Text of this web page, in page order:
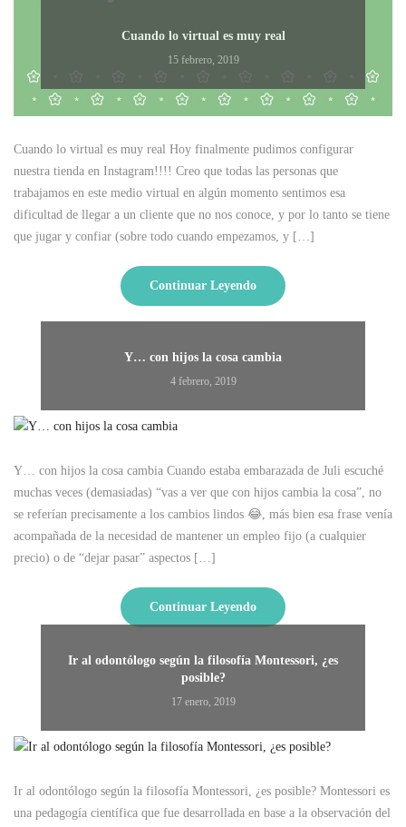
Cuando lo virtual es muy real
15 febrero, 2019
Cuando lo virtual es muy real Hoy finalmente pudimos configurar
nuestra tienda en Instagram!!!! Creo que todas las personas que
trabajamos en este medio virtual en algún momento sentimos esa
dificultad de llegar a un cliente que no nos conoce, y por lo tanto se tiene
que jugar y confiar (sobre todo cuando empezamos, y […]
Continuar Leyendo
Y… con hijos la cosa cambia
4 febrero, 2019
Y… con hijos la cosa cambia Cuando estaba embarazada de Juli escuché
muchas veces (demasiadas) “vas a ver que con hijos cambia la cosa”, no
se referían precisamente a los cambios lindos 😂, más bien esa frase venía
acompañada de la necesidad de mantener un empleo fijo (a cualquier
precio) o de “dejar pasar” aspectos […]
Continuar Leyendo
Ir al odontólogo según la filosofía Montessori, ¿es
posible?
17 enero, 2019
Ir al odontólogo según la filosofía Montessori, ¿es posible? Montessori es
una pedagogía científica que fue desarrollada en base a la observación del